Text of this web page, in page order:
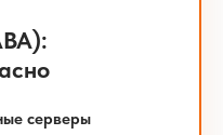
серверы